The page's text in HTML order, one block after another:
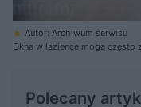
Autor: Archiwum serwisu
Okna w łazience mogą
Polecany